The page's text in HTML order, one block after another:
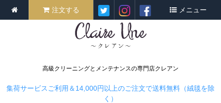
高級クリーニングとメンテナンスの専門店クレアン
注文する メニュー
集荷サービスご利用＆14,000円以上のご注文で送料無料（絨毯を除
く）